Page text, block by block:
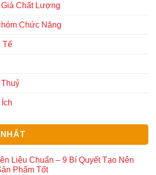
Chất Lượng
Chức Năng
Tế
Liệu Chuẩn – 9 Bí Quyết Tạo Nên
Phẩm Tốt